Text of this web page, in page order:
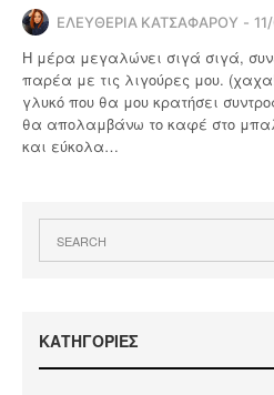
ΕΛΕΥΘΕΡΙΑ ΚΑΤΣΑΦΑΡΟΥ
Η μέρα μεγαλώνει σιγά σιγά,
παρέα με τις λιγούρες μου.
γλυκό που θα μου κρατήσει
θα απολαμβάνω το καφέ στο
και εύκολα…
KΑΤΗΓΟΡΙΕΣ